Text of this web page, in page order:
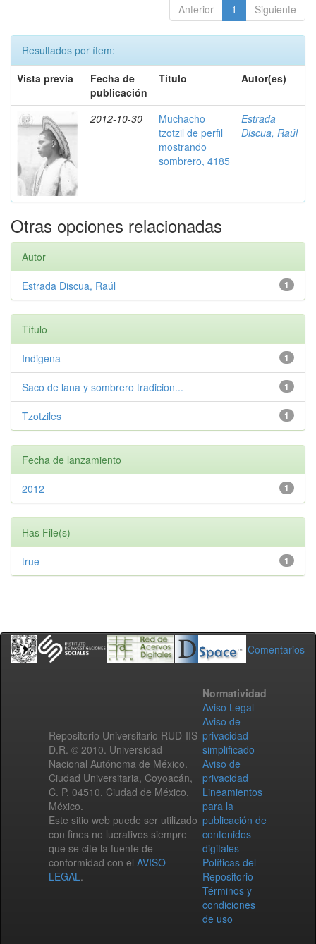
Anterior 1 Siguiente
Resultados por ítem:
Vista previa
Fecha de
publicación
Título Autor(es)
2012-10-30
Muchacho
tzotzil de perfil
mostrando
sombrero, 4185
Estrada
Discua, Raúl
Otras opciones relacionadas
Autor
1
Estrada Discua, Raúl
Título
1
Indigena
1
Saco de lana y sombrero tradicion...
1
Tzotziles
Fecha de lanzamiento
1
2012
Has File(s)
1
true
Comentarios
Repositorio Universitario RUD-IIS
D.R. © 2010. Universidad
Nacional Autónoma de México.
Ciudad Universitaria, Coyoacán,
C. P. 04510, Ciudad de México,
México.
Este sitio web puede ser utilizado
con fines no lucrativos siempre
que se cite la fuente de
conformidad con el AVISO
LEGAL.
Normatividad
Aviso Legal
Aviso de
privacidad
simplificado
Aviso de
privacidad
Lineamientos
para la
publicación de
contenidos
digitales
Políticas del
Repositorio
Términos y
condiciones
de uso